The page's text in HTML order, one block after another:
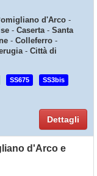
d'Arco -
- Caserta- Santa
- Colleferro -
- Città di
SS675 SS3bis
Dettagli
d'Arco e